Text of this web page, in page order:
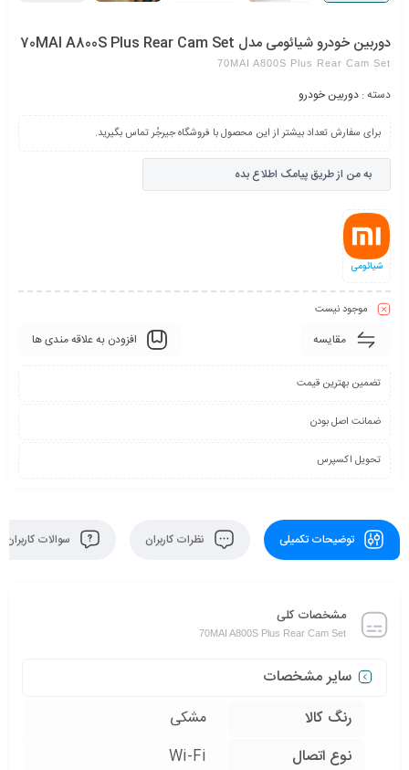
دوربین خودرو شیائومی مدل 70MAI A800S Plus Rear Cam Set
70MAI A800S Plus Rear Cam Set
دسته : دوربین خودرو
برای سفارش تعداد بیشتر از این محصول با فروشگاه جیرجُر تماس بگیرید.
به من از طریق پیامک اطلاع بده
شیائومی
موجود نیست
مقایسه افزودن به علاقه مندی ها
تضمین بهترین قیمت
ضمانت اصل بودن
تحویل اکسپرس
توضیحات تکمیلی نظرات کاربران سوالات کاربران
مشخصات کلی
70MAI A800S Plus Rear Cam Set
سایر مشخصات
رنگ کالا
مشکی
نوع اتصال
Wi-Fi